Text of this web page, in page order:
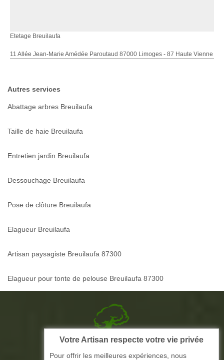
Etetage Breuilaufa
11 Allée Jean-Marie Amédée Paroutaud 87000 Limoges - 87 Haute Vienne
Autres services
Abattage arbres Breuilaufa
Taille de haie Breuilaufa
Entretien jardin Breuilaufa
Dessouchage Breuilaufa
Pose de clôture Breuilaufa
Elagueur Breuilaufa
Artisan paysagiste Breuilaufa 87300
Elagueur pour tonte de pelouse Breuilaufa 87300
Picque elagage 87
Votre Artisan respecte votre vie privée
Pour offrir les meilleures expériences, nous